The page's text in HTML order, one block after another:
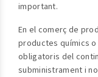
important.
En el comerç de
productes químics
obligatoris del
subministrament i